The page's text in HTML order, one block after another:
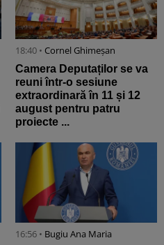
18:40 • Cornel Ghimeșan
Camera Deputaților se va
reuni într-o sesiune
extraordinară în 11 și 12
august pentru patru
proiecte ...
16:56 • Bugiu ⁠Ana Maria